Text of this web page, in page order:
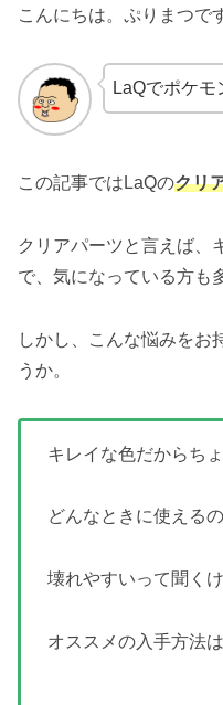
こんにちは。ぷりまつで
LaQでポケモ
この記事ではLaQのクリ
クリアパーツと言えば、
で、気になっている方も
しかし、こんな悩みをお
うか。
キレイな色だからち
どんなときに使える
壊れやすいって聞く
オススメの入手方法